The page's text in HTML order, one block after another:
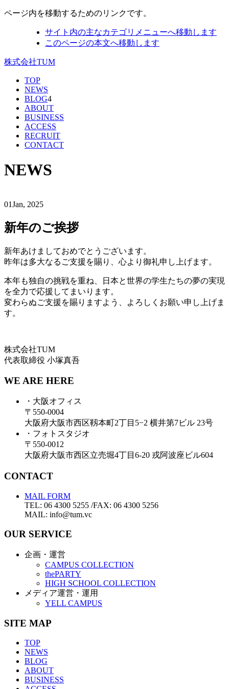
ページ内を移動するためのリンクです。
サイト内の主なカテゴリメニューへ移動します
このページの本文へ移動します
株式会社TUM
TOP
NEWS
BLOG4
ABOUT
BUSINESS
ACCESS
RECRUIT
CONTACT
NEWS
01Jan, 2025
新年のご挨拶
新年あけましておめでとうございます。
昨年は多大なるご支援を賜り、心より御礼申し上げます。
本年も独自の挑戦を重ね、日本と世界の学生たちの夢の実現
を全力で応援してまいります。
変わらぬご支援を賜りますよう、よろしくお願い申し上げま
す。
株式会社TUM
代表取締役 小塚真吾
WE ARE HERE
・大阪オフィス
〒550-0004
大阪府大阪市西区靱本町2丁目5−2 横井第7ビル 23号
・フォトスタジオ
〒550-0012
大阪府大阪市西区立売堀4丁目6-20 戎阿波座ビル604
CONTACT
MAIL FORM
TEL: 06 4300 5255 /FAX: 06 4300 5256
MAIL: info@tum.vc
OUR SERVICE
企画・運営
CAMPUS COLLECTION
thePARTY
HIGH SCHOOL COLLECTION
メディア運営・運用
YELL CAMPUS
SITE MAP
TOP
NEWS
BLOG
ABOUT
BUSINESS